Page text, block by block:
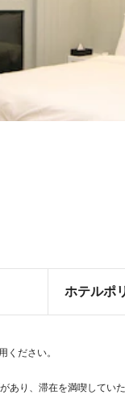
ホテルポ
ください。
り、滞在を満喫してい